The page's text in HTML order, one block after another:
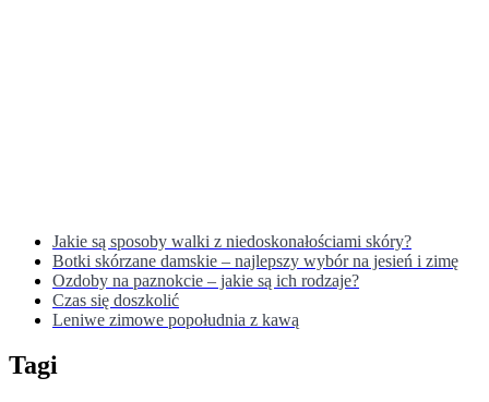
Jakie są sposoby walki z niedoskonałościami skóry?
Botki skórzane damskie – najlepszy wybór na jesień i zimę
Ozdoby na paznokcie – jakie są ich rodzaje?
Czas się doszkolić
Leniwe zimowe popołudnia z kawą
Tagi